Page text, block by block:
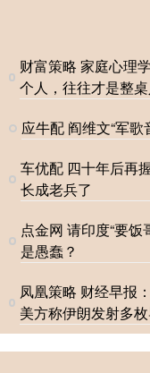
财富策略 家庭心理
个人，往往才是整
应牛配 阎维文“军歌
车优配 四十年后再
长成老兵了
点金网 请印度“要饭
是愚蠢？
凤凰策略 财经早报
美方称伊朗发射多